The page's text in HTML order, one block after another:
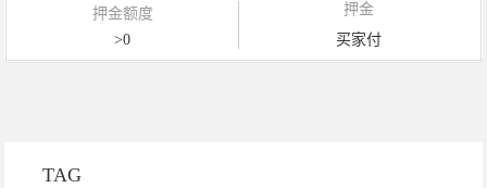
押金额度
>0
押金
买家付
TAG